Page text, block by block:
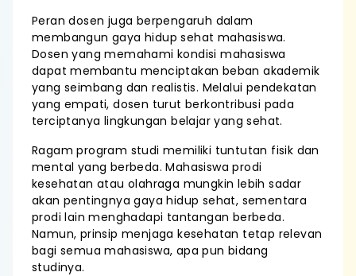
Peran dosen juga berpengaruh dalam
membangun gaya hidup sehat mahasiswa.
Dosen yang memahami kondisi mahasiswa
dapat membantu menciptakan beban akademik
yang seimbang dan realistis. Melalui pendekatan
yang empati, dosen turut berkontribusi pada
terciptanya lingkungan belajar yang sehat.
Ragam program studi memiliki tuntutan fisik dan
mental yang berbeda. Mahasiswa prodi
kesehatan atau olahraga mungkin lebih sadar
akan pentingnya gaya hidup sehat, sementara
prodi lain menghadapi tantangan berbeda.
Namun, prinsip menjaga kesehatan tetap relevan
bagi semua mahasiswa, apa pun bidang
studinya.